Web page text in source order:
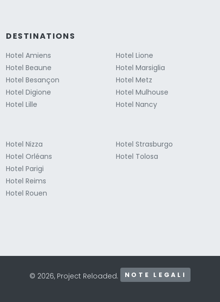
DESTINATIONS
Hotel Amiens
Hotel Beaune
Hotel Besançon
Hotel Digione
Hotel Lille
Hotel Lione
Hotel Marsiglia
Hotel Metz
Hotel Mulhouse
Hotel Nancy
Hotel Nizza
Hotel Orléans
Hotel Parigi
Hotel Reims
Hotel Rouen
Hotel Strasburgo
Hotel Tolosa
© 2026, Project Reloaded. NOTE LEGALI